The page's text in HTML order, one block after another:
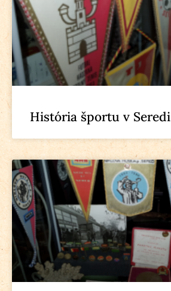
História športu v Seredi